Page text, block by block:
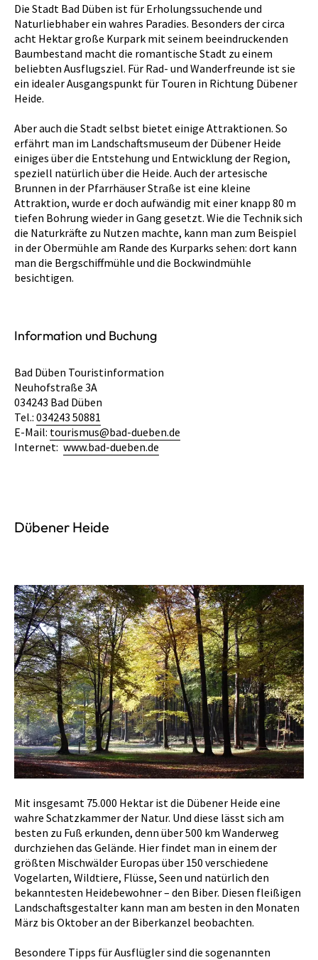
Die Stadt Bad Düben ist für Erholungssuchende und
Naturliebhaber ein wahres Paradies. Besonders der circa
acht Hektar große Kurpark mit seinem beeindruckenden
Baumbestand macht die romantische Stadt zu einem
beliebten Ausflugsziel. Für Rad- und Wanderfreunde ist sie
ein idealer Ausgangspunkt für Touren in Richtung Dübener
Heide.
Aber auch die Stadt selbst bietet einige Attraktionen. So
erfährt man im Landschaftsmuseum der Dübener Heide
einiges über die Entstehung und Entwicklung der Region,
speziell natürlich über die Heide. Auch der artesische
Brunnen in der Pfarrhäuser Straße ist eine kleine
Attraktion, wurde er doch aufwändig mit einer knapp 80 m
tiefen Bohrung wieder in Gang gesetzt. Wie die Technik sich
die Naturkräfte zu Nutzen machte, kann man zum Beispiel
in der Obermühle am Rande des Kurparks sehen: dort kann
man die Bergschiffmühle und die Bockwindmühle
besichtigen.
Information und Buchung
Bad Düben Touristinformation
Neuhofstraße 3A
034243 Bad Düben
Tel.: 034243 50881
E-Mail: tourismus@bad-dueben.de
Internet: www.bad-dueben.de
Dübener Heide
Mit insgesamt 75.000 Hektar ist die Dübener Heide eine
wahre Schatzkammer der Natur. Und diese lässt sich am
besten zu Fuß erkunden, denn über 500 km Wanderweg
durchziehen das Gelände. Hier findet man in einem der
größten Mischwälder Europas über 150 verschiedene
Vogelarten, Wildtiere, Flüsse, Seen und natürlich den
bekanntesten Heidebewohner – den Biber. Diesen fleißigen
Landschaftsgestalter kann man am besten in den Monaten
März bis Oktober an der Biberkanzel beobachten.
Besondere Tipps für Ausflügler sind die sogenannten